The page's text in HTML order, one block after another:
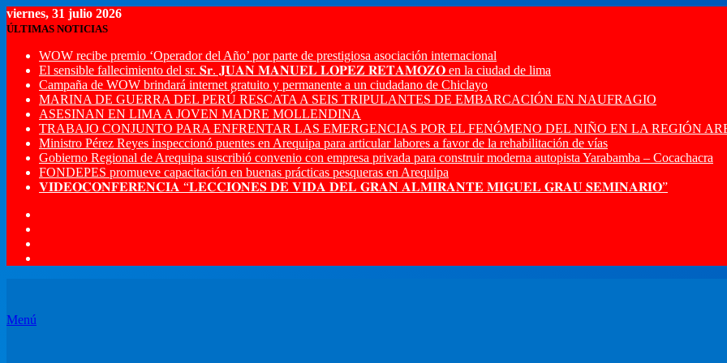
viernes, 31 julio 2026
ÚLTIMAS NOTICIAS
WOW recibe premio ‘Operador del Año’ por parte de prestigiosa asociación internacional
El sensible fallecimiento del sr. 𝐒𝐫. 𝐉𝐔𝐀𝐍 𝐌𝐀𝐍𝐔𝐄𝐋 𝐋𝐎𝐏𝐄𝐙 𝐑𝐄𝐓𝐀𝐌𝐎𝐙𝐎 en la ciudad de lima
Campaña de WOW brindará internet gratuito y permanente a un ciudadano de Chiclayo
MARINA DE GUERRA DEL PERÚ RESCATA A SEIS TRIPULANTES DE EMBARCACIÓN EN NAUFRAGIO
ASESINAN EN LIMA A JOVEN MADRE MOLLENDINA
TRABAJO CONJUNTO PARA ENFRENTAR LAS EMERGENCIAS POR EL FENÓMENO DEL NIÑO EN LA REGIÓN
Ministro Pérez Reyes inspeccionó puentes en Arequipa para articular labores a favor de la rehabilitación de vías
Gobierno Regional de Arequipa suscribió convenio con empresa privada para construir moderna autopista Yarabamba – Cocachacra
FONDEPES promueve capacitación en buenas prácticas pesqueras en Arequipa
𝐕𝐈𝐃𝐄𝐎𝐂𝐎𝐍𝐅𝐄𝐑𝐄𝐍𝐂𝐈𝐀 “𝐋𝐄𝐂𝐂𝐈𝐎𝐍𝐄𝐒 𝐃𝐄 𝐕𝐈𝐃𝐀 𝐃𝐄𝐋 𝐆𝐑𝐀𝐍 𝐀𝐋𝐌𝐈𝐑𝐀𝐍𝐓𝐄 𝐌𝐈𝐆𝐔𝐄𝐋 𝐆𝐑𝐀𝐔 𝐒𝐄𝐌𝐈𝐍𝐀𝐑𝐈𝐎”
Menú